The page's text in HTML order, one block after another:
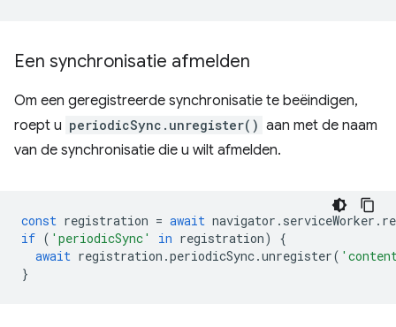
Een synchronisatie afmelden
Om een geregistreerde synchronisatie te beëindigen,
roept u periodicSync.unregister() aan met de naam
van de synchronisatie die u wilt afmelden.
const registration = await navigator . serviceWorker .
if ( 'periodicSync' in registration)
{
await registration .periodicSync.unregister(
}